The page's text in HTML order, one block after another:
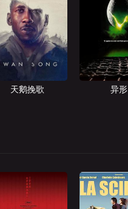
天鹅挽歌 异形